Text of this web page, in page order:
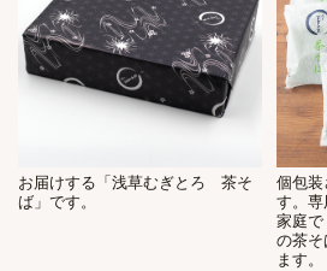
お届けする「浅草むぎとろ 茶そ
ば」です。
個包装
す。
家庭
の茶
ます。